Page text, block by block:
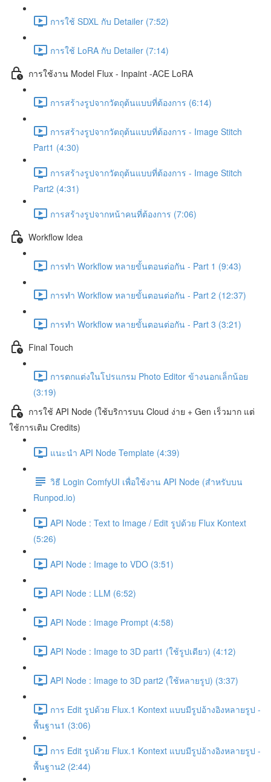
การใช้ SDXL กับ Detailer (7:52)
การใช้ LoRA กับ Detailer (7:14)
การใช้งาน Model Flux - Inpaint -ACE LoRA
การสร้างรูปจากวัตถุต้นแบบที่ต้องการ (6:14)
การสร้างรูปจากวัตถุต้นแบบที่ต้องการ - Image Stitch
Part1 (4:30)
การสร้างรูปจากวัตถุต้นแบบที่ต้องการ - Image Stitch
Part2 (4:31)
การสร้างรูปจากหน้าคนที่ต้องการ (7:06)
Workflow Idea
การทำ Workflow หลายขั้นตอนต่อกัน - Part 1 (9:43)
การทำ Workflow หลายขั้นตอนต่อกัน - Part 2 (12:37)
การทำ Workflow หลายขั้นตอนต่อกัน - Part 3 (3:21)
Final Touch
การตกแต่งในโปรแกรม Photo Editor ข้างนอกเล็กน้อย
(3:19)
การใช้ API Node (ใช้บริการบน Cloud ง่าย + Gen เร็วมาก แต่
ใช้การเติม Credits)
แนะนำ API Node Template (4:39)
วิธี Login ComfyUI เพื่อใช้งาน API Node (สำหรับบน
Runpod.io)
API Node : Text to Image / Edit รูปด้วย Flux Kontext
(5:26)
API Node : Image to VDO (3:51)
API Node : LLM (6:52)
API Node : Image Prompt (4:58)
API Node : Image to 3D part1 (ใช้รูปเดียว) (4:12)
API Node : Image to 3D part2 (ใช้หลายรูป) (3:37)
การ Edit รูปด้วย Flux.1 Kontext แบบมีรูปอ้างอิงหลายรูป -
พื้นฐาน1 (3:06)
การ Edit รูปด้วย Flux.1 Kontext แบบมีรูปอ้างอิงหลายรูป -
พื้นฐาน2 (2:44)